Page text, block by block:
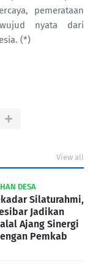
pemerataan
nyata dari
(*)
View all
DESA
Silaturahmi,
Jadikan
Ajang Sinergi
Pemkab